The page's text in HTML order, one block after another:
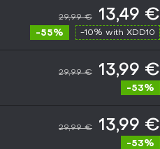
29,99 € 13,49 €
-55% -10% with XDD10
29,99 € 13,99 €
-53%
29,99 € 13,99 €
-53%